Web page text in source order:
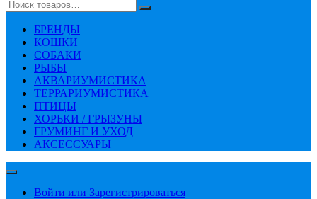
БРЕНДЫ
КОШКИ
СОБАКИ
РЫБЫ
АКВАРИУМИСТИКА
ТЕРРАРИУМИСТИКА
ПТИЦЫ
ХОРЬКИ / ГРЫЗУНЫ
ГРУМИНГ И УХОД
АКСЕССУАРЫ
Войти или Зарегистрироваться